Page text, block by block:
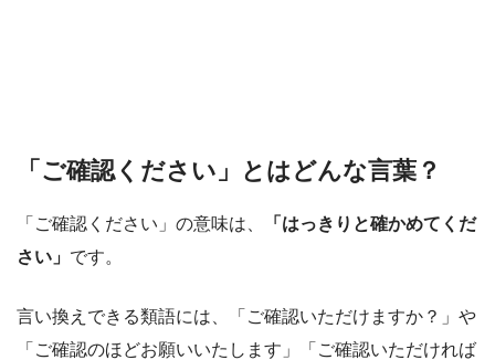
「ご確認ください」とはどんな言葉？
「ご確認ください」の意味は、
「はっきりと確かめてくだ
さい」 です。
言い換えできる類語には、「ご確認いただけますか？」や
「ご確認のほどお願いいたします」「ご確認いただければ